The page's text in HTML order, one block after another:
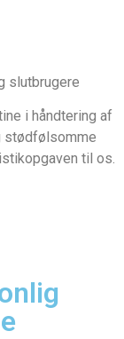
slutbrugere
i håndtering af
stødfølsomme
til os.